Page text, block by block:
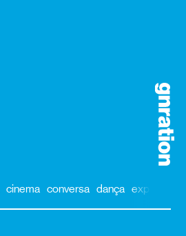
cinema conversa dança exposição